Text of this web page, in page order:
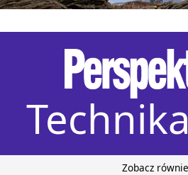
Technika
Zobacz